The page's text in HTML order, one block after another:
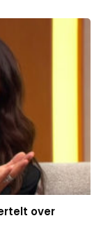
over